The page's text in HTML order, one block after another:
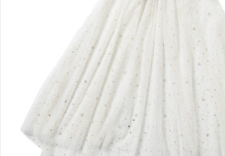
Sicher & flexibel bezahlen
Sicher einkaufen